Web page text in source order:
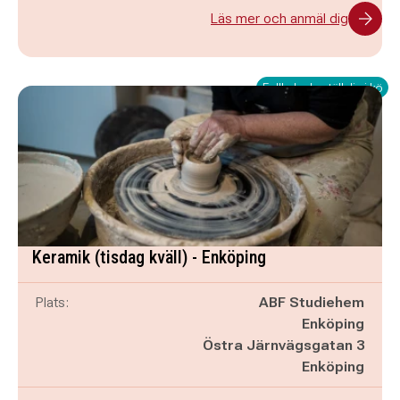
Läs mer och anmäl dig
Fullbokad - ställ dig i kö
Keramik (tisdag kväll) - Enköping
Plats:
ABF Studiehem
Enköping
Östra Järnvägsgatan 3
Enköping